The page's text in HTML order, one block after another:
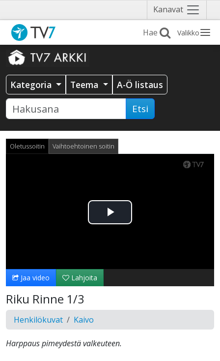
Kanavat Näytä
valikko
Valikko
Kategoria Teema A-Ö listaus
Etsi
Oletussoitin Vaihtoehtoinen soitin
Toista
Jaa video Lahjoita
Riku Rinne 1/3
Henkilökuvat Kaivo
Harppaus pimeydestä valkeuteen.